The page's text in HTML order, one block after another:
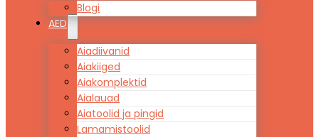
Blogi
AED
Aiadiivanid
Aiakiiged
Aiakomplektid
Aialauad
Aiatoolid ja pingid
Lamamistoolid